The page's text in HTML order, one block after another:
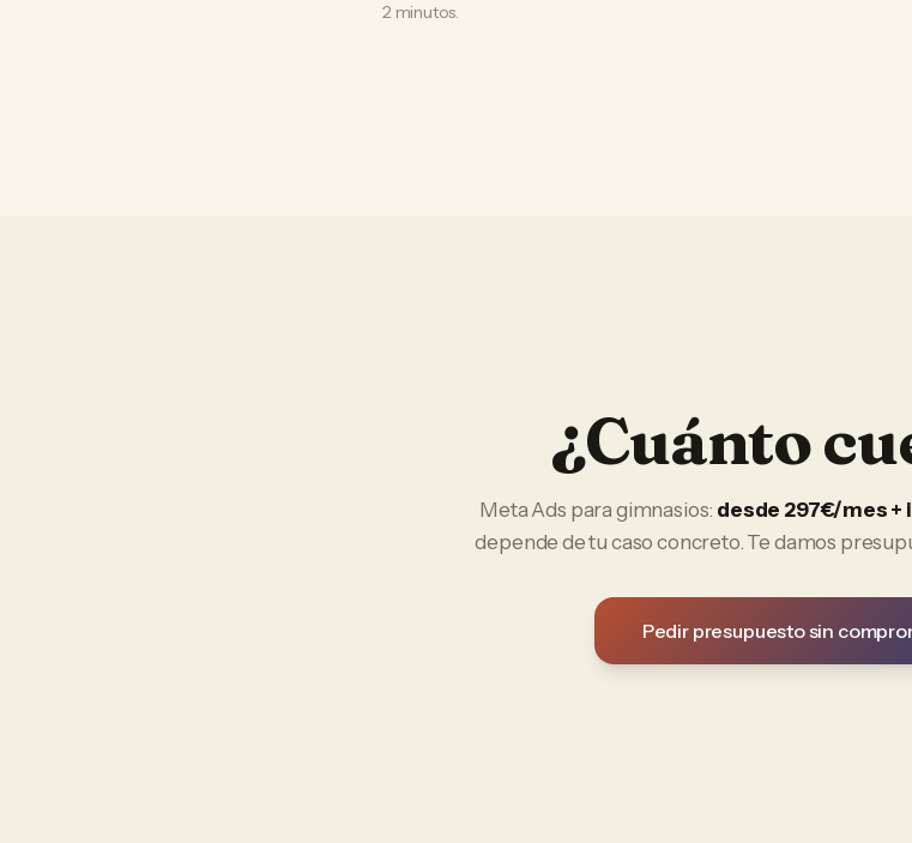
2 minutos.
¿Cuánto
Meta Ads paragimnasios: desde 297€/mes +
depende de tu caso concreto. Te damos
Pedir presupuesto sin